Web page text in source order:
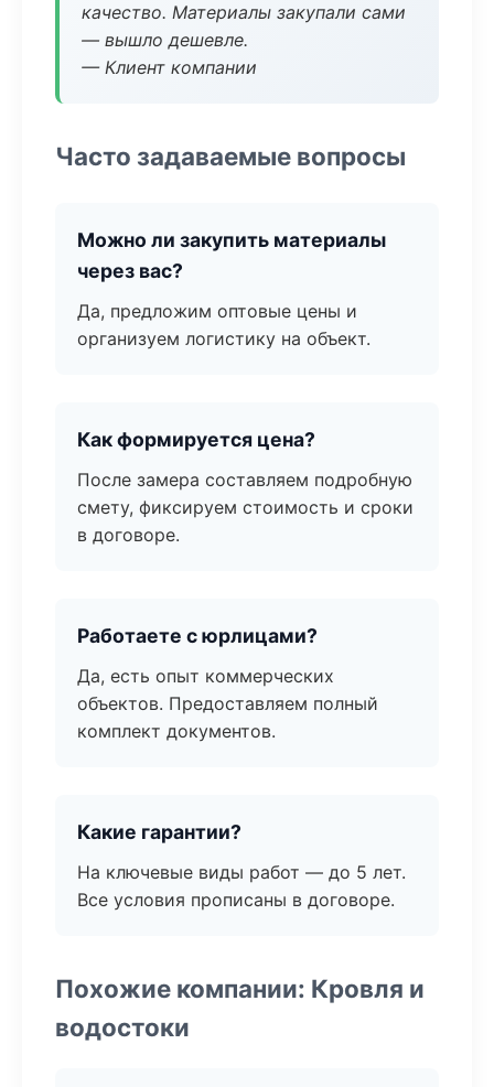
качество. Материалы закупали сами
— вышло дешевле.
— Клиент компании
Часто задаваемые вопросы
Можно ли закупить материалы
через вас?
Да, предложим оптовые цены и
организуем логистику на объект.
Как формируется цена?
После замера составляем подробную
смету, фиксируем стоимость и сроки
в договоре.
Работаете с юрлицами?
Да, есть опыт коммерческих
объектов. Предоставляем полный
комплект документов.
Какие гарантии?
На ключевые виды работ — до 5 лет.
Все условия прописаны в договоре.
Похожие компании: Кровля и
водостоки